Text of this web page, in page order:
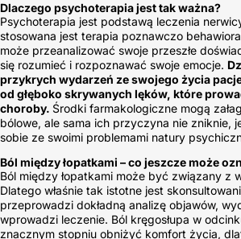
Dlaczego psychoterapia jest tak ważna?
Psychoterapia jest podstawą leczenia
stosowana jest terapia poznawczo
może przeanalizować swoje przeszłe
się rozumieć i rozpoznawać swoje emocje.
przykrych wydarzeń ze swojego życia
od głęboko skrywanych lęków, które
choroby. Środki farmakologiczne mogą
bólowe, ale sama ich przyczyna nie zniknie,
sobie ze swoimi problemami natury
Ból między łopatkami – co jeszcze może
Ból między łopatkami może być związany z
Dlatego właśnie tak istotne jest
przeprowadzi dokładną analizę objawów,
wprowadzi leczenie. Ból kręgosłupa w
znacznym stopniu obniżyć komfort życia,